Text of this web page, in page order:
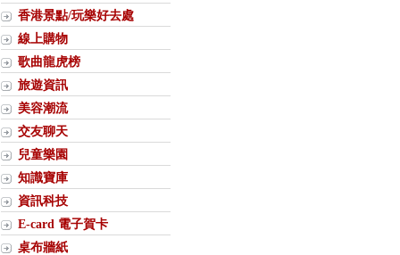
香港景點/玩樂好去處
線上購物
歌曲龍虎榜
旅遊資訊
美容潮流
交友聊天
兒童樂園
知識寶庫
資訊科技
E-card 電子賀卡
桌布牆紙